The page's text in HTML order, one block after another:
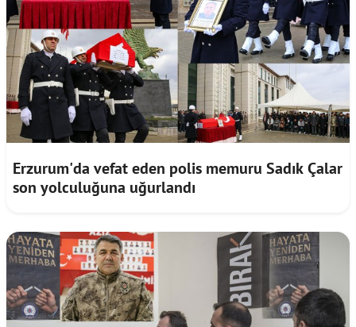
Erzurum'da vefat eden polis memuru Sadık Çalar
son yolculuğuna uğurlandı